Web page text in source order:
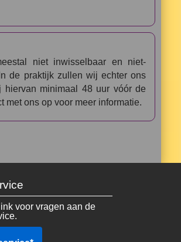
niet inwisselbaar en niet-
de praktijk zullen wij echter ons
minimaal 48 uur vóór de
met ons op voor meer informatie.
voor vragen aan de